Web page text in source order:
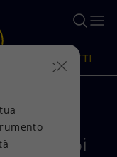
di intelligenza
PRODOTTI
Arabi